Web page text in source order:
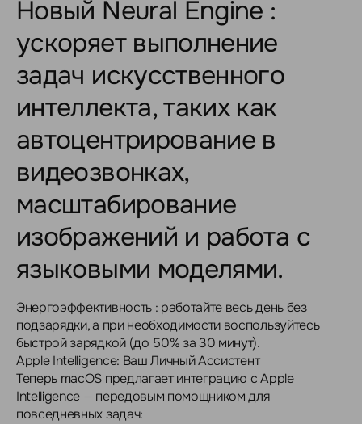
Новый Neural Engine :
ускоряет выполнение
задач искусственного
интеллекта, таких как
автоцентрирование в
видеозвонках,
масштабирование
изображений и работа с
языковыми моделями.
Энергоэффективность : работайте весь день без
подзарядки, а при необходимости воспользуйтесь
быстрой зарядкой (до 50% за 30 минут).
Apple Intelligence: Ваш Личный Ассистент
Теперь macOS предлагает интеграцию с Apple
Intelligence — передовым помощником для
повседневных задач: